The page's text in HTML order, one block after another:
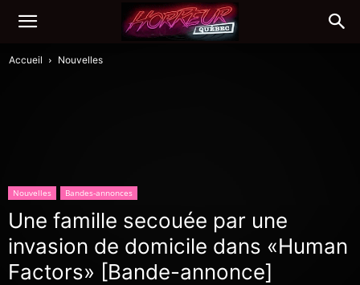
Accueil Nouvelles
Nouvelles Bandes-annonces
Une famille secouée par une
invasion de domicile dans «Human
Factors» [Bande-annonce]